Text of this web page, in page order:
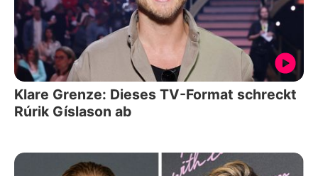
Klare Grenze: Dieses TV-Format schreckt
Rúrik Gíslason ab